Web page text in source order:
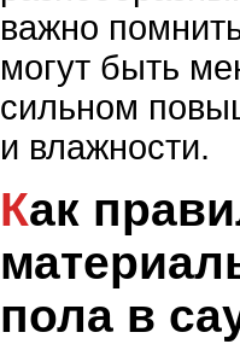
важно
могут быть
сильном
и влажности.
Как правильно выбрать
пола в